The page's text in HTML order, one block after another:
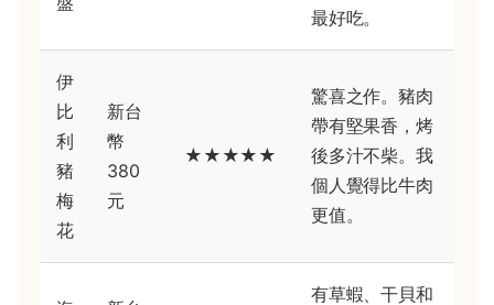
最好吃。
伊
比
利
豬
梅
花
新台
幣
380
元
★★★★★
驚喜之作。豬肉
帶有堅果香，烤
後多汁不柴。我
個人覺得比牛肉
更值。
有草蝦、干貝和